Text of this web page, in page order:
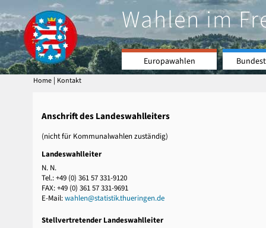
Wahlen im
Europawahlen
Home | Kontakt
Anschrift des Landeswahlleiters
(nicht für Kommunalwahlen zuständig)
Landeswahlleiter
N. N.
Tel.: +49 (0) 361 57 331-9120
FAX: +49 (0) 361 57 331-9691
E-Mail:wahlen@statistik.thueringen.de
Stellvertretender Landeswahlleiter